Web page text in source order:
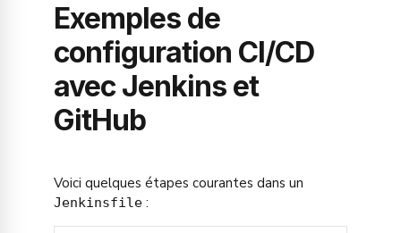
Exemples de
configuration CI/CD
avec Jenkins et
GitHub
Voici quelques étapes courantes dans un
Jenkinsfile :